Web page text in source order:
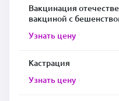
Вакцинация
вакциной с
Узнать цену
Кастрация
Узнать цену